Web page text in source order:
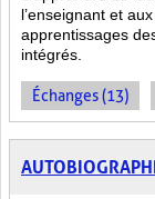
l’enseignant et
apprentissages
intégrés.
Échanges (13)